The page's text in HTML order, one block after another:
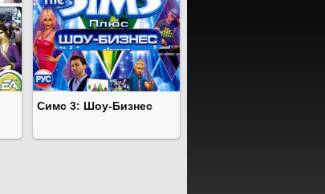
Симс 3: Шоу-Бизнес